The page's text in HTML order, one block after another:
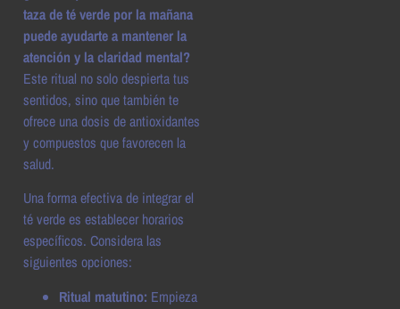
taza de té verde por la mañana
puede ayudarte a mantener la
atención y la claridad mental?
Este ritual no solo despierta tus
sentidos, sino que también te
ofrece una dosis de antioxidantes
y compuestos que favorecen la
salud.
Una forma efectiva de integrar el
té verde es establecer horarios
específicos. Considera las
siguientes opciones:
Ritual matutino: Empieza